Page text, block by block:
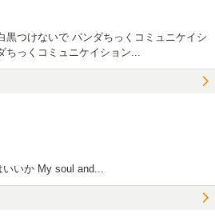
黒つけないで パンダちっくコミュニケイシ
っくコミュニケイション...
いか My soul and...